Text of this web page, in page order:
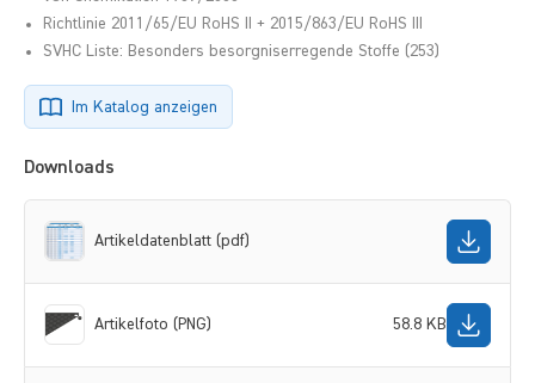
Richtlinie 2011/65/EU RoHS II + 2015/863/EU RoHS III
SVHC Liste: Besonders besorgniserregende Stoffe (253)
Im Katalog anzeigen
Downloads
Artikeldatenblatt (pdf)
Artikelfoto (PNG) 58.8 KB